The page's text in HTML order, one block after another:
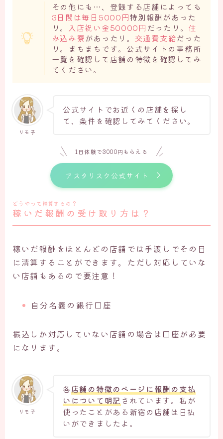
その他にも…、登録する店舗によっても
3日間は毎日5000円特別報酬があった
り。
入店祝い金50000円 だったり。 住
み込み寮があったり。 交通費支給だった
り。まちまちです。公式サイトの事務所
一覧を確認して店舗の特徴を確認してみ
てください。
リモ子
公式サイトでお近くの店舗を探し
て、条件を確認してみてください。
1日体験で3000円もらえる
アスタリスク公式サイト
どうやって精算するの？
稼いだ報酬の受け取り方は？
稼いだ報酬をほとんどの店舗では手渡しでその日
に清算することができます。ただし対応していな
い店舗もあるので要注意！
自分名義の銀行口座
振込しか対応していない店舗の場合は口座が必要
になります。
リモ子
各店舗の特徴のページに報酬の支払
いについて明記 されています。私が
使ったことがある新宿の店舗は日払
いができましたよ。